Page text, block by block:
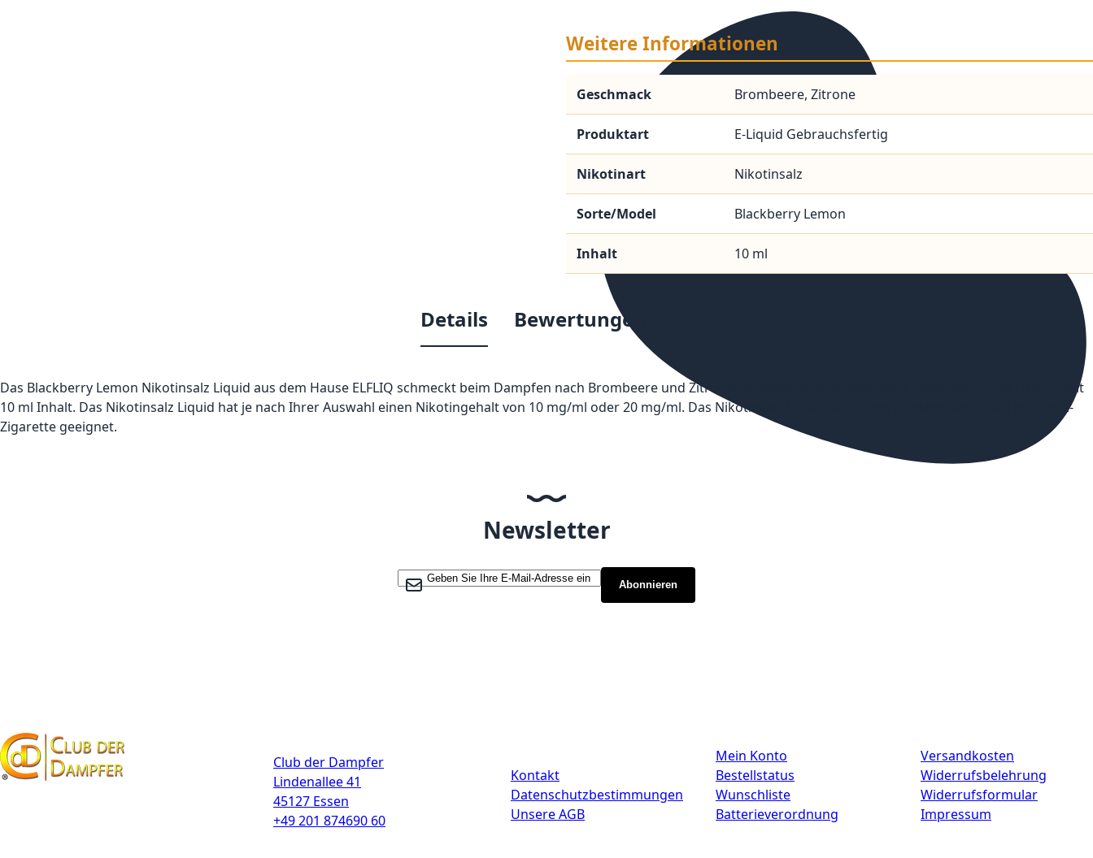
Weitere Informationen
Geschmack Brombeere, Zitrone
Produktart E-Liquid Gebrauchsfertig
Nikotinart Nikotinsalz
Sorte/Model Blackberry Lemon
Inhalt 10 ml
Details
Das Blackberry Lemon Nikotinsalz Liquid aus dem Hause ELFLIQ schmeckt beim Dampfen nach Brombeere und Zitrone. Sie erhalten pro bestellter Einheit eine 10 ml Flasche mit
10 ml Inhalt. Das Nikotinsalz Liquid hat je nach Ihrer Auswahl einen Nikotingehalt von 10 mg/ml oder 20 mg/ml. Das Nikotinsalz Liquid ist für den direkten Gebrauch in Ihrer E-
Zigarette geeignet.
Bewertungen
Newsletter
Melden Sie sich für unseren Newsletter an:
Abonnieren
Club der Dampfer
Lindenallee 41
45127 Essen
+49 201 874690 60
Kontakt
Datenschutzbestimmungen
Unsere AGB
Mein Konto
Bestellstatus
Wunschliste
Batterieverordnung
Versandkosten
Widerrufsbelehrung
Widerrufsformular
Impressum